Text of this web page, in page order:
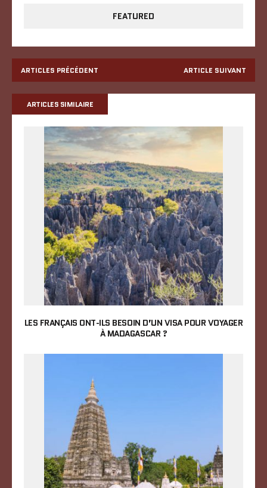
FEATURED
ARTICLES PRÉCÉDENT ARTICLE SUIVANT
ARTICLES SIMILAIRE
LES FRANÇAIS ONT-ILS BESOIN D’UN VISA POUR VOYAGER
À MADAGASCAR ?